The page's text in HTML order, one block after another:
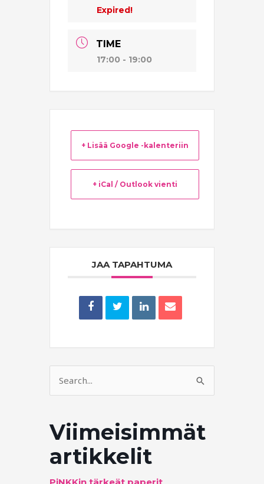
Expired!
TIME
17:00 - 19:00
+ Lisää Google -kalenteriin
+ iCal / Outlook vienti
JAA TAPAHTUMA
Search
for:
Viimeisimmät
artikkelit